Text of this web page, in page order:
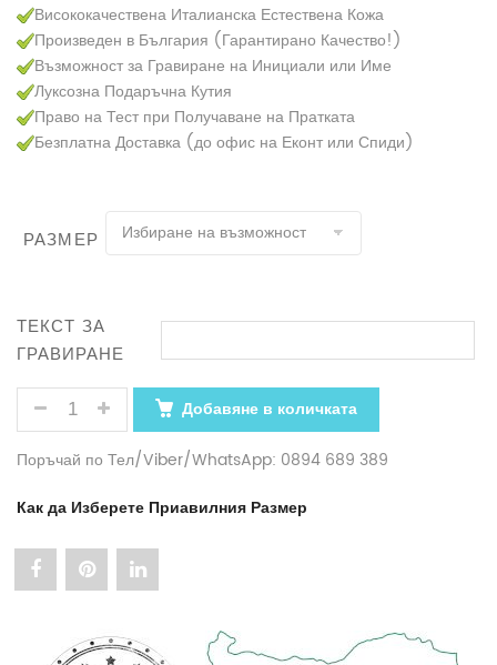
Висококачествена Италианска Естествена Кожа
Произведен в България (Гарантирано Качество!)
Възможност за Гравиране на Инициали или Име
Луксозна Подаръчна Кутия
Право на Тест при Получаване на Пратката
Безплатна Доставка (до офис на Еконт или Спиди)
РАЗМЕР
ТЕКСТ ЗА
ГРАВИРАНЕ
КОЛИЧЕСТВО ЗА ДАМСКИ МОДЕН КОЛАН АРТ# 2143
Добавяне в количката
Поръчай по Тел/Viber/WhatsApp: 0894 689 389
Как да Изберете Приавилния Размер
Share
Моден
Pin
Моден
Share
Моден